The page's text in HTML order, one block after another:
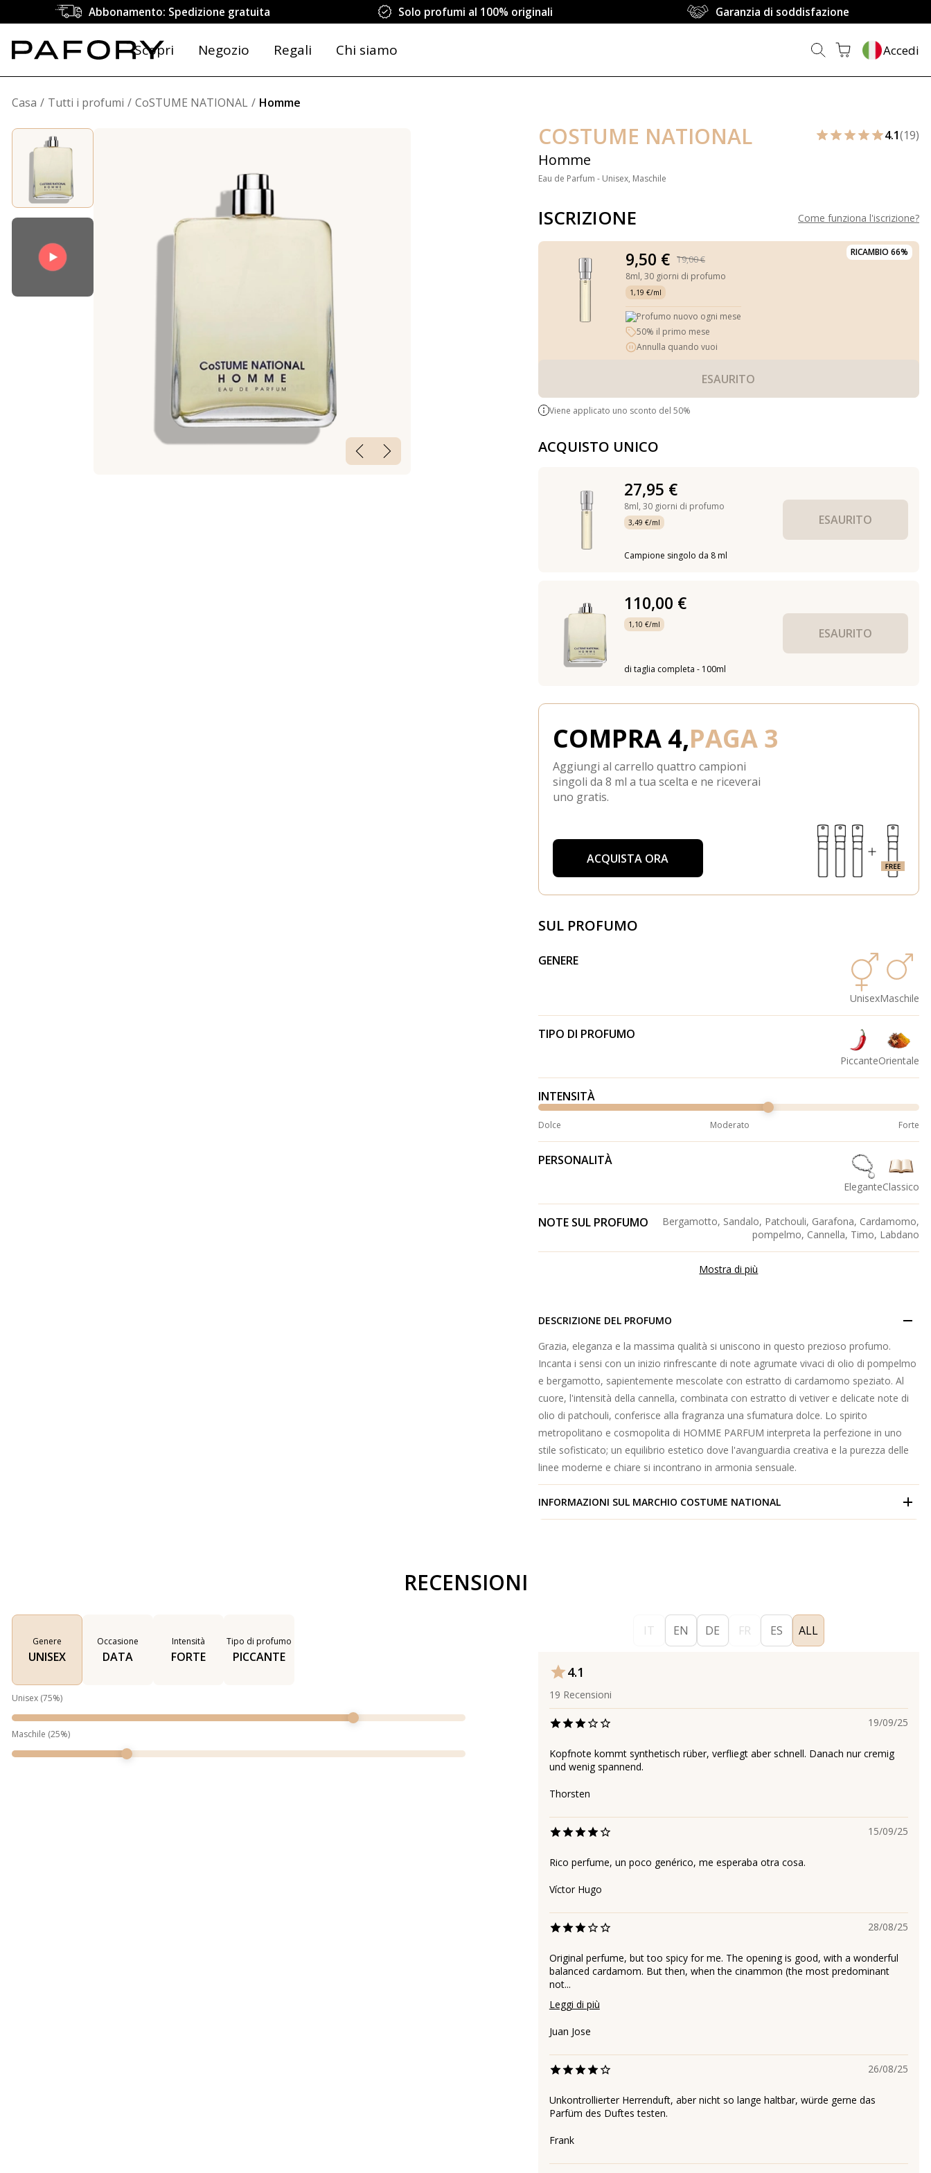
Abbonamento: Spedizione gratuita Solo profumi al 100% originali Garanzia di soddisfazione
Scopri Negozio Regali Chi siamo Accedi
Casa Tutti i profumi CoSTUME NATIONAL Homme
COSTUME NATIONAL
Homme
Eau de Parfum - Unisex, Maschile
4.1(19)
ISCRIZIONE Come funziona l'iscrizione?
RICAMBIO 66%
9,50 €
19,00 €
8ml, 30 giorni di profumo
1,19 €/ml
Profumo nuovo ogni mese
50% il primo mese
Annulla quando vuoi
ESAURITO
Viene applicato uno sconto del 50%
ACQUISTO UNICO
27,95 €
8ml, 30 giorni di profumo
3,49 €/ml
Campione singolo da 8 ml
ESAURITO
110,00 €
1,10 €/ml
di taglia completa - 100ml
ESAURITO
COMPRA 4,PAGA 3
Aggiungi al carrello quattro campioni
singoli da 8 ml a tua scelta e ne riceverai
uno gratis.
ACQUISTA ORA
SUL PROFUMO
GENERE
UnisexMaschile
TIPO DI PROFUMO
PiccanteOrientale
INTENSITÀ
Dolce Moderato Forte
PERSONALITÀ
EleganteClassico
NOTE SUL PROFUMO
Bergamotto, Sandalo, Patchouli, Garafona, Cardamomo,
pompelmo, Cannella, Timo, Labdano
Mostra di più
DESCRIZIONE DEL PROFUMO
Grazia, eleganza e la massima qualità si uniscono in questo prezioso profumo.
Incanta i sensi con un inizio rinfrescante di note agrumate vivaci di olio di pompelmo
e bergamotto, sapientemente mescolate con estratto di cardamomo speziato. Al
cuore, l'intensità della cannella, combinata con estratto di vetiver e delicate note di
olio di patchouli, conferisce alla fragranza una sfumatura dolce. Lo spirito
metropolitano e cosmopolita di HOMME PARFUM interpreta la perfezione in uno
stile sofisticato; un equilibrio estetico dove l'avanguardia creativa e la purezza delle
linee moderne e chiare si incontrano in armonia sensuale.
INFORMAZIONI SUL MARCHIO COSTUME NATIONAL
RECENSIONI
Genere
UNISEX
Occasione
DATA
Intensità
FORTE
Tipo di profumo
PICCANTE
Unisex (75%)
Maschile (25%)
IT EN DE FR ES ALL
4.1
19 Recensioni
19/09/25
Kopfnote kommt synthetisch rüber, verfliegt aber schnell. Danach nur cremig
und wenig spannend.
Thorsten
15/09/25
Rico perfume, un poco genérico, me esperaba otra cosa.
Víctor Hugo
28/08/25
Original perfume, but too spicy for me. The opening is good, with a wonderful
balanced cardamom. But then, when the cinammon (the most predominant
not...
Leggi di più
Juan Jose
26/08/25
Unkontrollierter Herrenduft, aber nicht so lange haltbar, würde gerne das
Parfüm des Duftes testen.
Frank